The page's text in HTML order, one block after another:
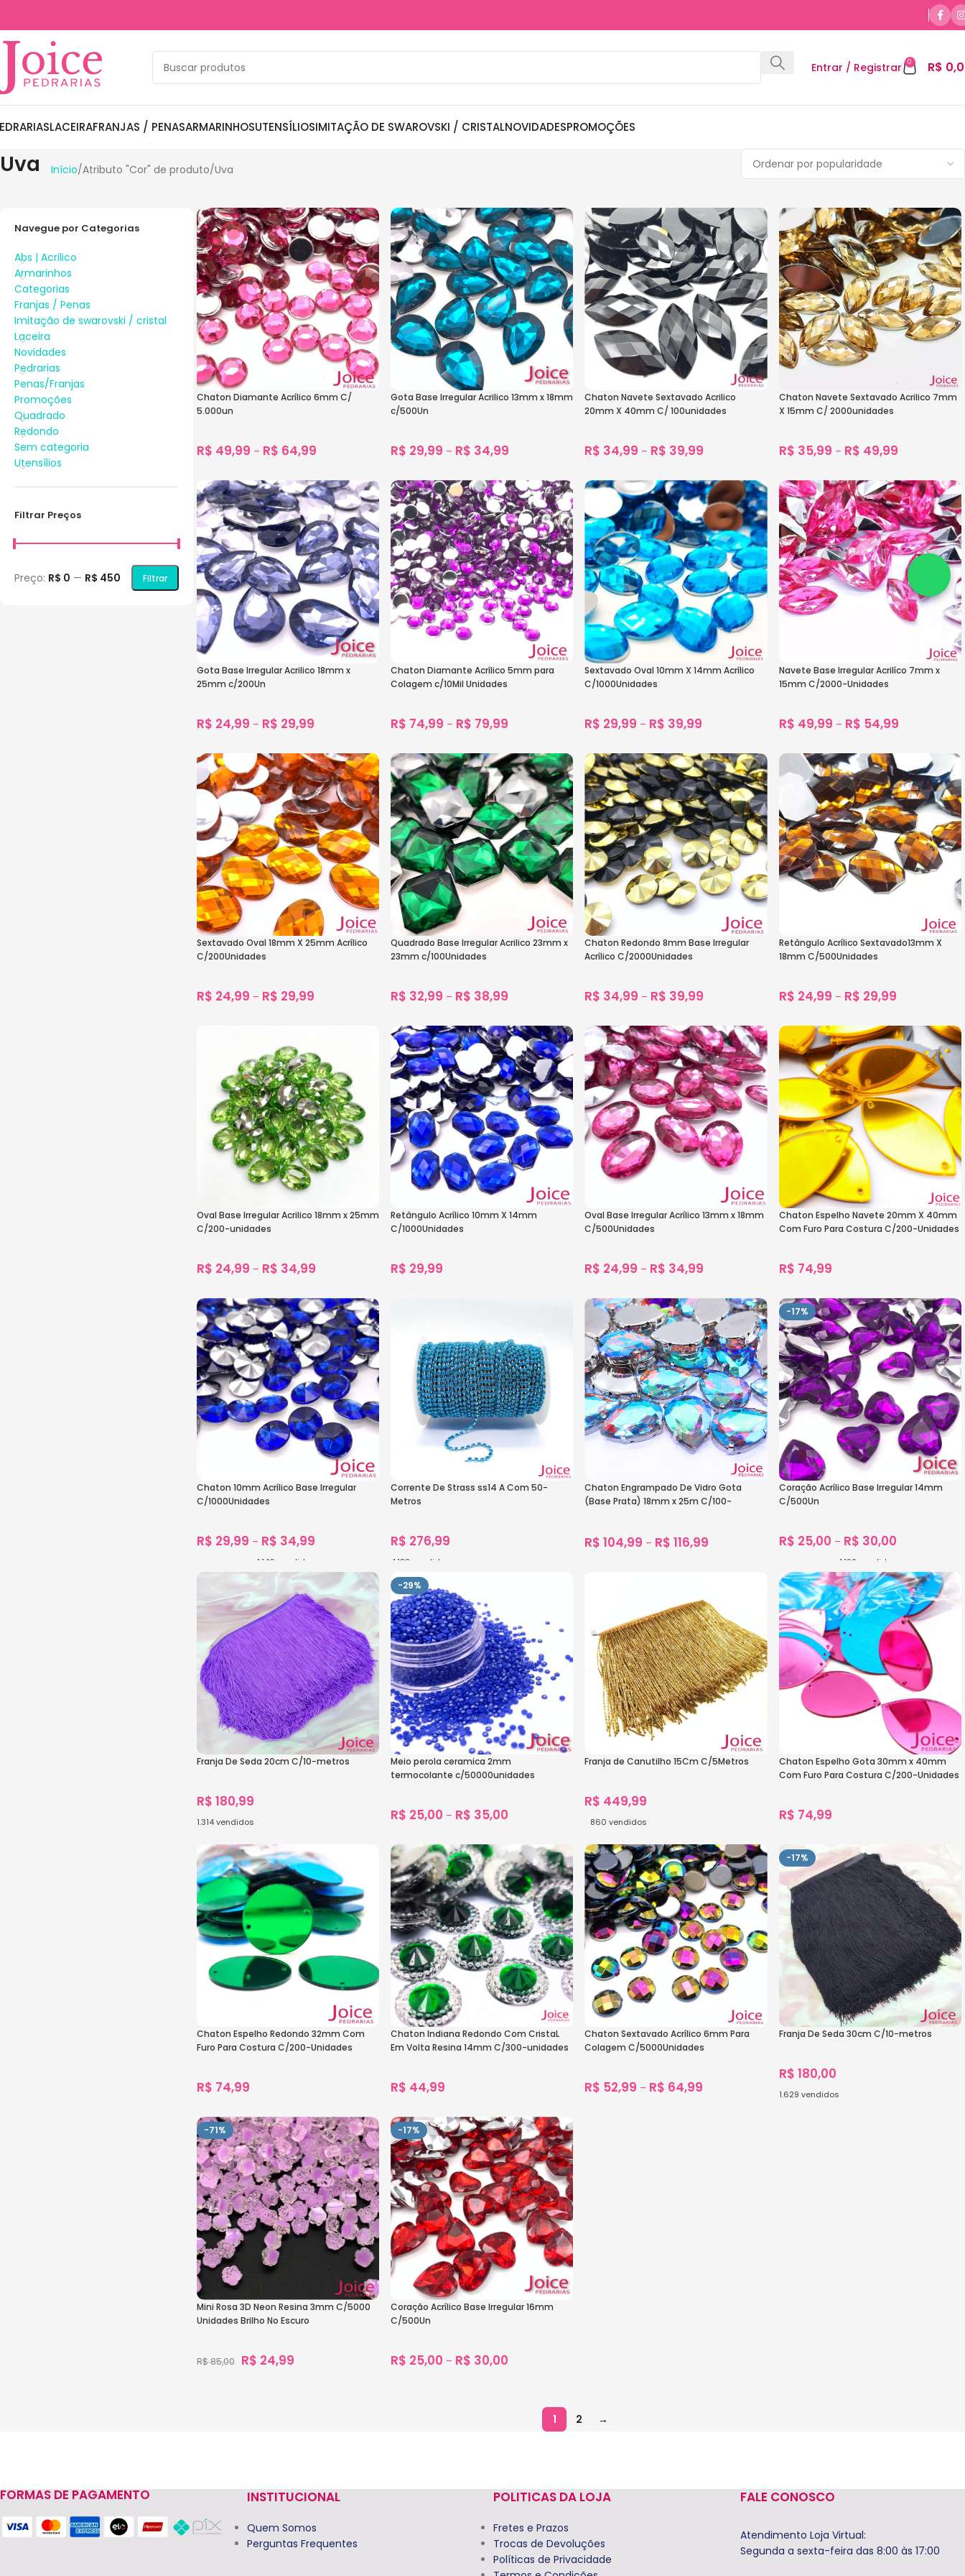
Entrar / Registrar 0 R$
LACEIRAFRANJAS / PENASARMARINHOSUTENSÍLIOSIMITAÇÃO DE SWAROVSKI / CRISTALNOVIDADESPROMOÇÕES
Uva Início Atributo "Cor" de produto Uva
Navegue por Categorias
Abs | Acrilico
Armarinhos
Categorias
Franjas / Penas
Imitação de swarovski / cristal
Laceira
Novidades
Pedrarias
Penas/Franjas
Promoções
Quadrado
Redondo
Sem categoria
Utensílios
Filtrar Preços
Filtrar
Preço: R$ 0 — R$ 450
Chaton Diamante Acrílico 6mm C/
5.000un
R$ 49,99 – R$ 64,99
Ver Opções
Gota Base Irregular Acrilico 13mm x 18mm
c/500Un
R$ 29,99 – R$ 34,99
Ver Opções
Chaton Navete Sextavado Acrilico
20mm X 40mm C/ 100unidades
R$ 34,99 – R$ 39,99
Ver Opções
Chaton Navete Sextavado Acrilico 7mm
X 15mm C/ 2000unidades
R$ 35,99 – R$ 49,99
Ver Opções
Gota Base Irregular Acrilico 18mm x
25mm c/200Un
R$ 24,99 – R$ 29,99
Ver Opções
Chaton Diamante Acrílico 5mm para
Colagem c/10Mil Unidades
R$ 74,99 – R$ 79,99
Ver Opções
Sextavado Oval 10mm X 14mm Acrílico
C/1000Unidades
R$ 29,99 – R$ 39,99
Ver Opções
Navete Base Irregular Acrilíco 7mm x
15mm C/2000-Unidades
R$ 49,99 – R$ 54,99
Ver Opções
Sextavado Oval 18mm X 25mm Acrílico
C/200Unidades
R$ 24,99 – R$ 29,99
Quadrado Base Irregular Acrilico 23mm x
23mm c/100Unidades
R$ 32,99 – R$ 38,99
Ver Opções
Chaton Redondo 8mm Base Irregular
Acrílico C/2000Unidades
R$ 34,99 – R$ 39,99
Ver Opções
Retângulo Acrílico Sextavado13mm X
18mm C/500Unidades
R$ 24,99 – R$ 29,99
Ver Opções
Oval Base Irregular Acrilico 18mm x 25mm
C/200-unidades
R$ 24,99 – R$ 34,99
Ver Opções
Retângulo Acrílico 10mm X 14mm
C/1000Unidades
R$ 29,99
Oval Base Irregular Acrílico 13mm x 18mm
C/500Unidades
R$ 24,99 – R$ 34,99
Ver Opções
Chaton Espelho Navete 20mm X 40mm
Com Furo Para Costura C/200-Unidades
R$ 74,99
Ver Opções
Chaton 10mm Acrílico Base Irregular
C/1000Unidades
R$ 29,99 – R$ 34,99
1.146 vendidos
Ver Opções
Corrente De Strass ss14 A Com 50-
Metros
R$ 276,99
1.183 vendidos
Ver Opções
Chaton Engrampado De Vidro Gota
(Base Prata) 18mm x 25m C/100-
R$ 104,99 – R$ 116,99
-17%
Coração Acrílico Base Irregular 14mm
C/500Un
R$ 25,00 – R$ 30,00
1.192 vendidos
Ver Opções
Franja De Seda 20cm C/10-metros
R$ 180,99
1.314vendidos
-29%
Meio perola ceramica 2mm
termocolante c/50000unidades
R$ 25,00 – R$ 35,00
Ver Opções
Franja de Canutilho 15Cm C/5Metros
R$ 449,99
860 vendidos
Chaton Espelho Gota 30mm x 40mm
Com Furo Para Costura C/200-Unidades
R$ 74,99
Ver Opções
Chaton Espelho Redondo 32mm Com
Furo Para Costura C/200-Unidades
R$ 74,99
Ver Opções
Chaton Indiana Redondo Com CristaL
Em Volta Resina 14mm C/300-unidades
R$ 44,99
Ver Opções
Chaton Sextavado Acrílico 6mm Para
Colagem C/5000Unidades
R$ 52,99 – R$ 64,99
-17%
Franja De Seda 30cm C/10-metros
R$ 180,00
1.629 vendidos
-71%
Mini Rosa 3D Neon Resina 3mm C/5000
Unidades Brilho No Escuro
R$85,00 R$ 24,99
-17%
Coração Acrílico Base Irregular 16mm
C/500Un
R$ 25,00 – R$ 30,00
1 2 →
FORMAS DE PAGAMENTO INSTITUCIONAL
Quem Somos
Perguntas Frequentes
POLITICAS DA LOJA
Fretes e Prazos
Trocas de Devoluções
Políticas de Privacidade
FALE CONOSCO
Atendimento Loja Virtual:
Segunda a sexta-feira das 8:00 às 17:00